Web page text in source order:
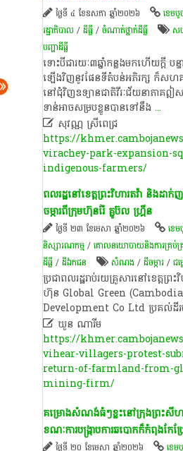
ថ្ងៃទី ៤ ខែឧសភា ឆ្នាំ២០២៦ ខេ​ម​បូ​
រដ្ឋាភិបាល/ដីធ្លី/ចំណាត់ថ្នាក់ដីធ្លី ស
បញ្ហា​ដី​ធ្លី​
ទោះបីជា​រយៈ​៣​ឆ្នាំ​កន្លង​មក​ហើយ​ក្តី​ ប
ឡើង​វិញ​នូវ​ផែនទី​តំបន់​អភិរក្ស​ ក៏​សហ
នៅ​ជុំវិញ​ឧទ្យាន​ជាតិ​វី​រៈ​ជ័យ​នា​ភាគ​ឦ
ទាន់​អាច​សម្រប​ខ្លួន​បាន​ទៅ​នឹង ...
សុវណ្ណ ស្រីពេជ្រ
https://
virachey-park-expansion-
indigenous-farmers/
ពលរដ្ឋនៅខេត្តព្រះវិហារតវ៉ា និងដា
ចម្ការពីក្រុមហ៊ុនរ៉ែ គ្លូប៊ល ហ្គ្រីន
ថ្ងៃទី ២៣ ខែមេសា ឆ្នាំ២០២៦ ខេ​ម​
និស្សារណកម្ម/គោលនយោបាយនិងការគ្រប់
ដីធ្លី/ដីឯកជន សំណង /ដី​ចម្ការ/ជម្
ប្រជាពលរដ្ឋរាប់រយគ្រួសារនៅខេត្តព្រះ
ហ៊ុន Global Green
Development Co Ltd ប្រគល់ដី
ឃួន ណារីម​
https://
vihear-villagers-protest-
return-of-farmland-from-
mining-firm/
គម្រោងសំណង់ធំៗខ្លះនៅក្រុងព្រះសីហ
ខណៈការបង្ក្រាបការឆបោកក៏កំពុងកែប្
ថ្ងៃទី ២០ ខែមេសា ឆ្នាំ២០២៦ ខេ​ម​